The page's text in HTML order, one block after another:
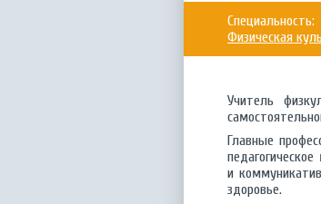
Специальность:
Физическая
Учитель
Главные
и
здоровье.